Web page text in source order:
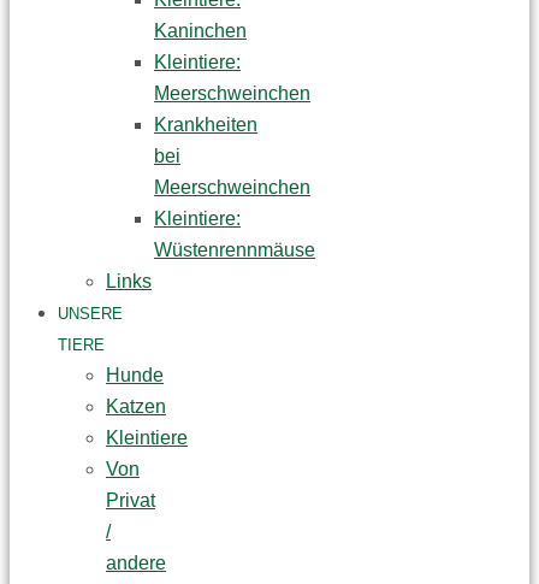
Kaninchen
Kleintiere:
Meerschweinchen
Krankheiten
bei
Meerschweinchen
Kleintiere:
Wüstenrennmäuse
Links
UNSERE
TIERE
Hunde
Katzen
Kleintiere
Von
Privat
/
andere